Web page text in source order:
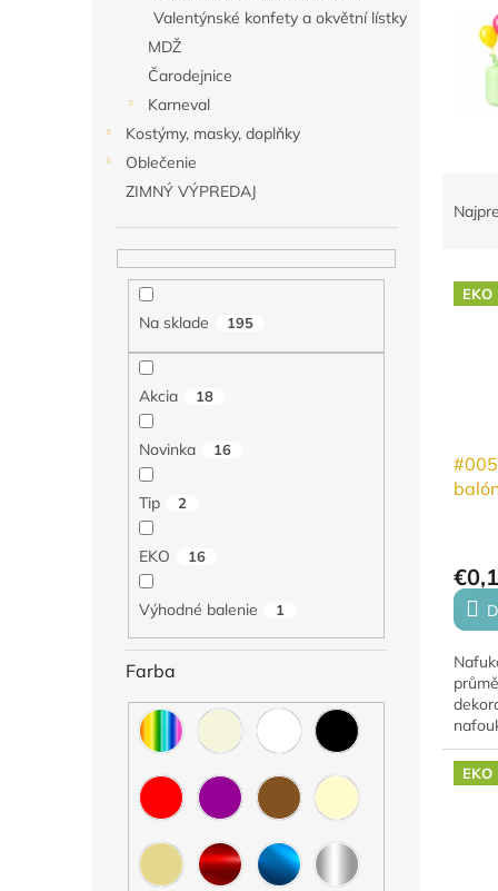
Valentýnské konfety a okvětní lístky
MDŽ
Čarodejnice
Karneval
Kostýmy, masky, doplňky
Oblečenie
ZIMNÝ VÝPREDAJ
Na sklade 195
Akcia 18
Novinka 16
Tip 2
EKO 16
Výhodné balenie 1
Farba
n
u
V EKO
jsou
EKO